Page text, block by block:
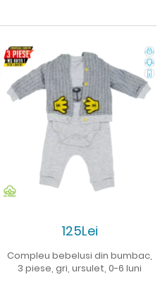
125Lei
Compleu bebelusi din bumbac,
3 piese, gri, ursulet, 0-6 luni